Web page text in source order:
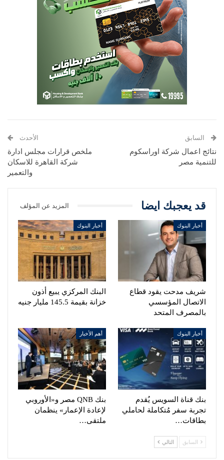
السابق
نتائج اعمال شركة اوراسكوم
للتنمية مصر
الأحدث
ملخص قرارات مجلس ادارة
شركة القاهرة للاسكان
والتعمير
قد يعجبك ايضا المزيد عن المؤلف
أخبار البنوك
شريف مدحت يقود قطاع
الاتصال المؤسسي
بالمصرف المتحد
أخبار البنوك
البنك المركزي يبيع أذون
خزانة بقيمة 145.5 مليار جنيه
أخبار البنوك
بنك قناة السويس يُقدم
تجربة سفر مُتكاملة لحاملي
بطاقات…
أهم الأخبار
بنك QNB مصر و«الأوروبي
لإعادة الإعمار» ينظمان
ملتقى…
السابق التالي